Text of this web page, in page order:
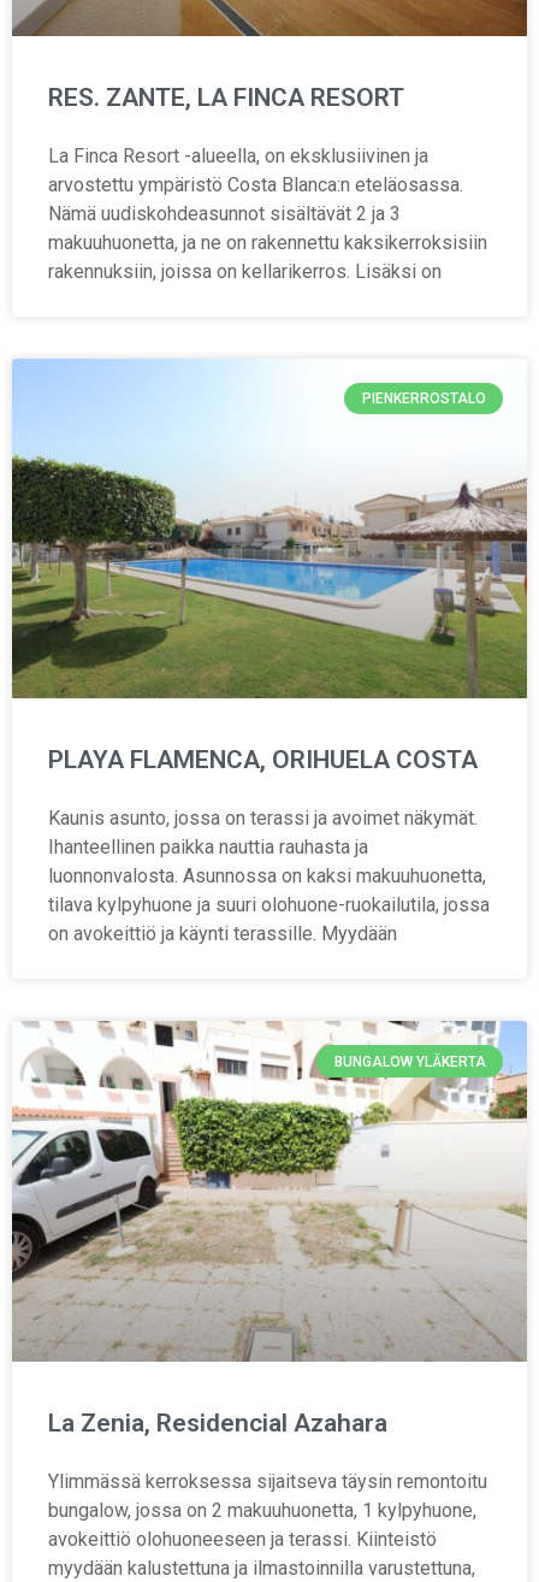
RES. ZANTE, LA FINCA RESORT
La Finca Resort -alueella, on eksklusiivinen ja
arvostettu ympäristö Costa Blanca:n eteläosassa.
Nämä uudiskohdeasunnot sisältävät 2 ja 3
makuuhuonetta, ja ne on rakennettu kaksikerroksisiin
rakennuksiin, joissa on kellarikerros. Lisäksi on
PIENKERROSTALO
PLAYA FLAMENCA, ORIHUELA COSTA
Kaunis asunto, jossa on terassi ja avoimet näkymät.
Ihanteellinen paikka nauttia rauhasta ja
luonnonvalosta. Asunnossa on kaksi makuuhuonetta,
tilava kylpyhuone ja suuri olohuone-ruokailutila, jossa
on avokeittiö ja käynti terassille. Myydään
BUNGALOW YLÄKERTA
La Zenia, Residencial Azahara
Ylimmässä kerroksessa sijaitseva täysin remontoitu
bungalow, jossa on 2 makuuhuonetta, 1 kylpyhuone,
avokeittiö olohuoneeseen ja terassi. Kiinteistö
myydään kalustettuna ja ilmastoinnilla varustettuna,